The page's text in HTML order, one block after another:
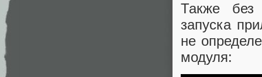
Также
запуска
не
модуля: